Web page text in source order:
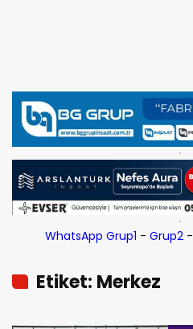
WhatsApp Grup1 - Grup2-
Etiket: Merkez